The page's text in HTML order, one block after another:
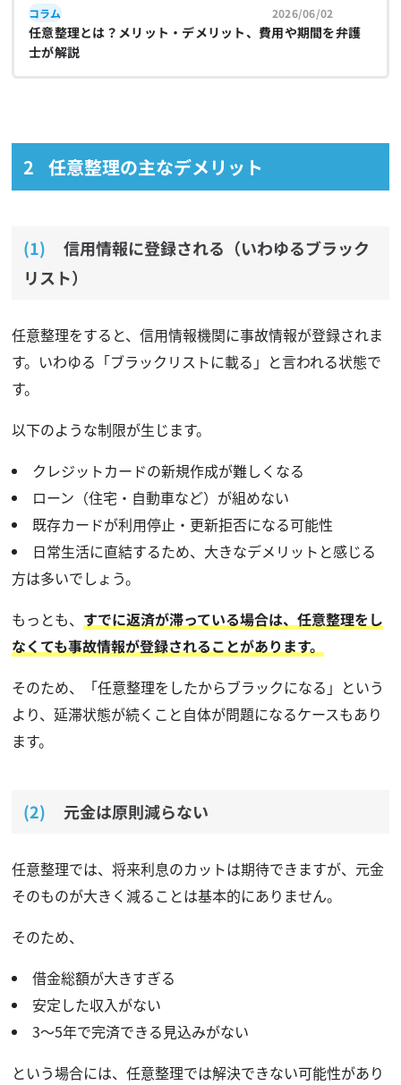
コラム 2026/06/02
任意整理とは？メリット・デメリット、費用や期間を弁護
士が解説
任意整理の主なデメリット
信用情報に登録される（いわゆるブラック
リスト）
任意整理をすると、信用情報機関に事故情報が登録されま
す。いわゆる「ブラックリストに載る」と言われる状態で
す。
以下のような制限が生じます。
クレジットカードの新規作成が難しくなる
ローン（住宅・自動車など）が組めない
既存カードが利用停止・更新拒否になる可能性
日常生活に直結するため、大きなデメリットと感じる
方は多いでしょう。
もっとも、 すでに返済が滞っている場合は、任意整理をし
なくても事故情報が登録されることがあります。
そのため、「任意整理をしたからブラックになる」という
より、延滞状態が続くこと自体が問題になるケースもあり
ます。
元金は原則減らない
任意整理では、将来利息のカットは期待できますが、元金
そのものが大きく減ることは基本的にありません。
そのため、
借金総額が大きすぎる
安定した収入がない
3〜5年で完済できる見込みがない
という場合には、任意整理では解決できない可能性があり